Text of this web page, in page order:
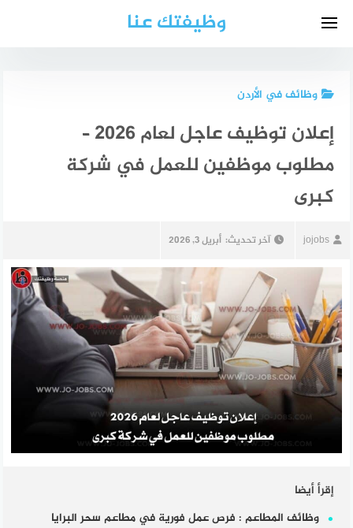
وظيفتك عنا
وظائف في الأردن
إعلان توظيف عاجل لعام 2026 –
مطلوب موظفين للعمل في شركة
كبرى
jojobs آخر تحديث: أبريل 3, 2026
إقرأ أيضا
وظائف المطاعم : فرص عمل فورية في مطاعم سحر البرايا